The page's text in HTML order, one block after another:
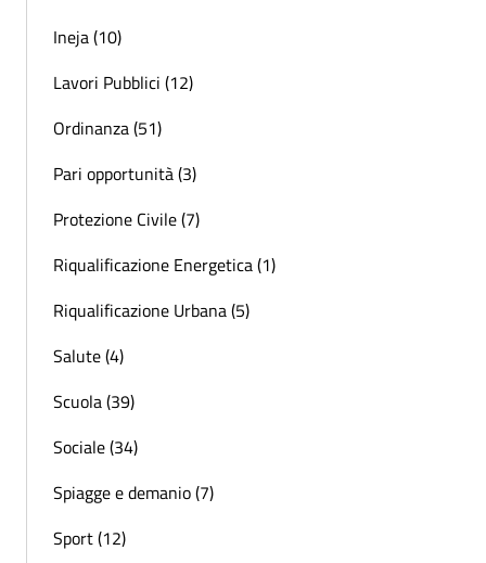
Ineja (10)
Lavori Pubblici (12)
Ordinanza (51)
Pari opportunità (3)
Protezione Civile (7)
Riqualificazione Energetica (1)
Riqualificazione Urbana (5)
Salute (4)
Scuola (39)
Sociale (34)
Spiagge e demanio (7)
Sport (12)